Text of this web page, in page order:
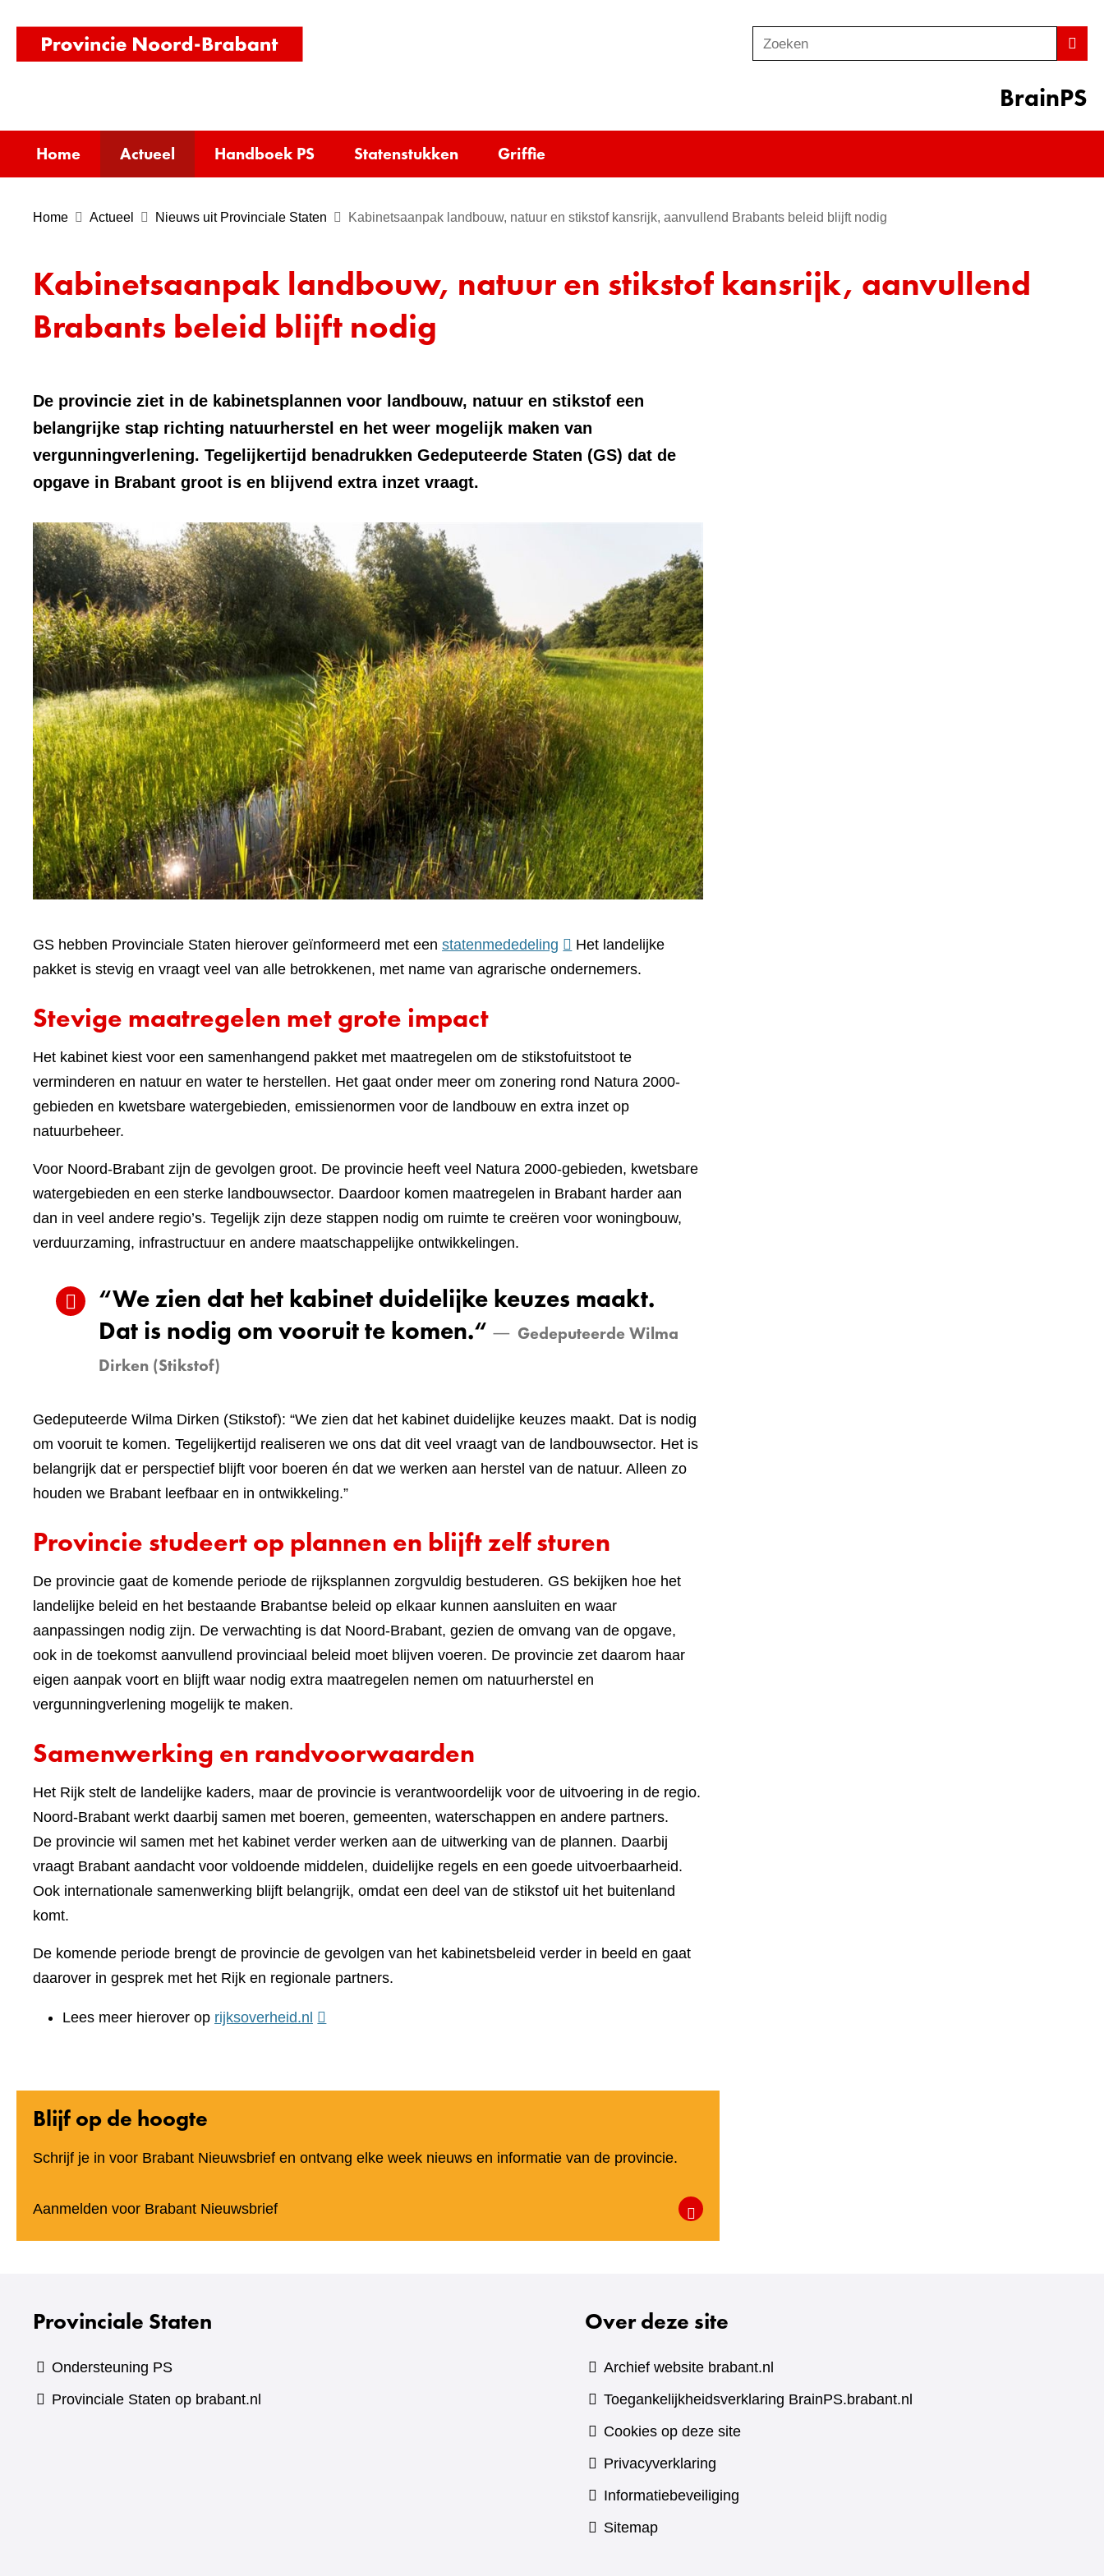
homepage)
o
e
Zoeken
BrainPS
Home Actueel Handboek PS Statenstukken Griffie
Home Actueel Nieuws uit Provinciale Staten Kabinetsaanpak landbouw, natuur en stikstof kansrijk, aanvullend Brabants beleid blijft nodig
Kabinetsaanpak landbouw, natuur en stikstof kansrijk, aanvullend
Brabants beleid blijft nodig
De provincie ziet in de kabinetsplannen voor landbouw, natuur en stikstof een
belangrijke stap richting natuurherstel en het weer mogelijk maken van
vergunningverlening. Tegelijkertijd benadrukken Gedeputeerde Staten (GS) dat de
opgave in Brabant groot is en blijvend extra inzet vraagt.
GS hebben Provinciale Staten hierover geïnformeerd met een statenmededeling (verwijst
naar
Het landelijke
pakket is stevig en vraagt veel van alle betrokkenen, met name van agrarische ondernemers.
Stevige maatregelen met grote impact
Het kabinet kiest voor een samenhangend pakket met maatregelen om de stikstofuitstoot te
verminderen en natuur en water te herstellen. Het gaat onder meer om zonering rond Natura 2000-
gebieden en kwetsbare watergebieden, emissienormen voor de landbouw en extra inzet op
natuurbeheer.
Voor Noord-Brabant zijn de gevolgen groot. De provincie heeft veel Natura 2000-gebieden, kwetsbare
watergebieden en een sterke landbouwsector. Daardoor komen maatregelen in Brabant harder aan
dan in veel andere regio’s. Tegelijk zijn deze stappen nodig om ruimte te creëren voor woningbouw,
verduurzaming, infrastructuur en andere maatschappelijke ontwikkelingen.
“We zien dat het kabinet duidelijke keuzes maakt.
Dat is nodig om vooruit te komen.“
Gedeputeerde Wilma
Dirken (Stikstof)
Gedeputeerde Wilma Dirken (Stikstof): “We zien dat het kabinet duidelijke keuzes maakt. Dat is nodig
om vooruit te komen. Tegelijkertijd realiseren we ons dat dit veel vraagt van de landbouwsector. Het is
belangrijk dat er perspectief blijft voor boeren én dat we werken aan herstel van de natuur. Alleen zo
houden we Brabant leefbaar en in ontwikkeling.”
Provincie studeert op plannen en blijft zelf sturen
De provincie gaat de komende periode de rijksplannen zorgvuldig bestuderen. GS bekijken hoe het
landelijke beleid en het bestaande Brabantse beleid op elkaar kunnen aansluiten en waar
aanpassingen nodig zijn. De verwachting is dat Noord-Brabant, gezien de omvang van de opgave,
ook in de toekomst aanvullend provinciaal beleid moet blijven voeren. De provincie zet daarom haar
eigen aanpak voort en blijft waar nodig extra maatregelen nemen om natuurherstel en
vergunningverlening mogelijk te maken.
Samenwerking en randvoorwaarden
Het Rijk stelt de landelijke kaders, maar de provincie is verantwoordelijk voor de uitvoering in de regio.
Noord-Brabant werkt daarbij samen met boeren, gemeenten, waterschappen en andere partners.
De provincie wil samen met het kabinet verder werken aan de uitwerking van de plannen. Daarbij
vraagt Brabant aandacht voor voldoende middelen, duidelijke regels en een goede uitvoerbaarheid.
Ook internationale samenwerking blijft belangrijk, omdat een deel van de stikstof uit het buitenland
komt.
De komende periode brengt de provincie de gevolgen van het kabinetsbeleid verder in beeld en gaat
daarover in gesprek met het Rijk en regionale partners.
Lees meer hierover op rijksoverheid.nl (verwijst
andere
Blijf op de hoogte
Schrijf je in voor Brabant Nieuwsbrief en ontvang elke week nieuws en informatie van de provincie.
Aanmelden voor Brabant Nieuwsbrief(verwijst
Provinciale Staten
Ondersteuning PS
Provinciale Staten op brabant.nl
Over deze site
Archief website brabant.nl
Toegankelijkheidsverklaring BrainPS.brabant.nl
Cookies op deze site
Privacyverklaring
Informatiebeveiliging
Sitemap